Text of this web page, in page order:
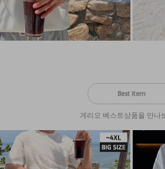
Best Item
게리오 베스트상품을 만나